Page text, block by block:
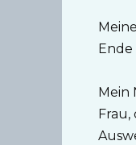
Ende
Mein